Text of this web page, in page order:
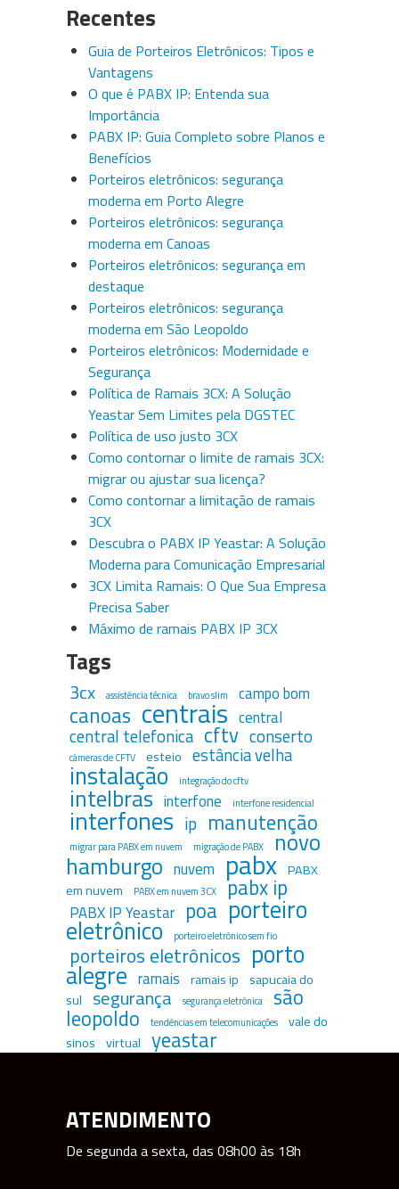
Recentes
Guia de Porteiros Eletrônicos: Tipos e
Vantagens
O que é PABX IP: Entenda sua
Importância
PABX IP: Guia Completo sobre Planos e
Benefícios
Porteiros eletrônicos: segurança
moderna em Porto Alegre
Porteiros eletrônicos: segurança
moderna em Canoas
Porteiros eletrônicos: segurança em
destaque
Porteiros eletrônicos: segurança
moderna em São Leopoldo
Porteiros eletrônicos: Modernidade e
Segurança
Política de Ramais 3CX: A Solução
Yeastar Sem Limites pela DGSTEC
Política de uso justo 3CX
Como contornar o limite de ramais 3CX:
migrar ou ajustar sua licença?
Como contornar a limitação de ramais
3CX
Descubra o PABX IP Yeastar: A Solução
Moderna para Comunicação Empresarial
3CX Limita Ramais: O Que Sua Empresa
Precisa Saber
Máximo de ramais PABX IP 3CX
Tags
3cx assistência técnica bravo slim campo bom
canoas centrais central
central telefonica cftv conserto
câmeras de CFTV esteio estância velha
instalação integração do cftv
intelbras interfone interfone residencial
interfones ip manutenção
migrar para PABX em nuvem migração de PABX novo
hamburgo nuvem pabx PABX
em nuvem
PABX em nuvem 3CX pabx ip
PABX IP Yeastar poa porteiro
eletrônico porteiro eletrônico sem fio
porteiros eletrônicos porto
alegre ramais ramais ip
sapucaia do
sul
segurança segurança eletrônica são
leopoldo tendências em telecomunicações
vale do
sinos virtual yeastar
ATENDIMENTO
De segunda a sexta, das 08h00 às 18h